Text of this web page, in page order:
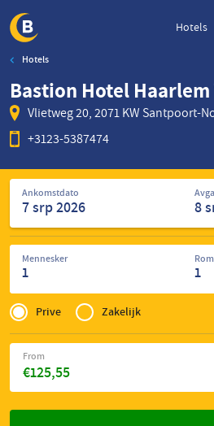
Skip
main
content
Hotels
Hotels
Bastion Hotel Haarlem
Vlietweg 20, 2071 KW Santpoort-
+3123-5387474
Søk
etter
hoteller
Ankomstdato
Mennesker
1
Rom
1
Privé
of
Zakelijk
Prive Zakelijk
€125,55
From